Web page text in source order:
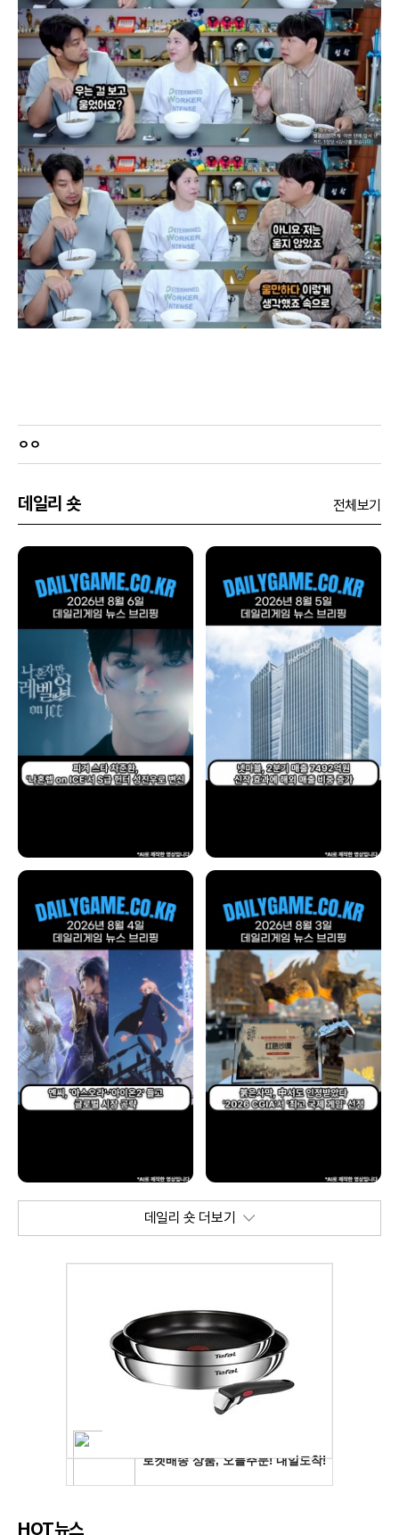
ㅇㅇ
데일리 숏 전체보기
데일리 숏 더보기
HOT뉴스